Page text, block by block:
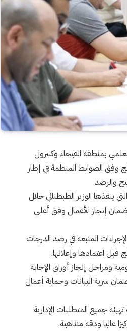
بمنطقة الفيحاء وكنترول
وفق الضوابط المنظمة في إطار
ينفذها الوزير الطبطبائي خلال
إنجاز الأعمال وفق أعلى
المتبعة في رصد الدرجات
اعتمادها وإعلانها.
ومراحل إنجاز أوراق الإجابة
سرية البيانات وحماية أعمال
جميع المتطلبات الإدارية
عاليا ودقة متناهية.